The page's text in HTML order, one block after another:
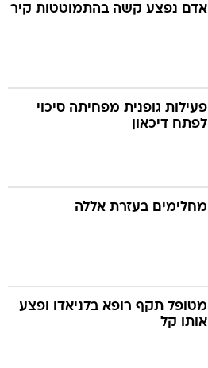
אדם נפצע קשה בהתמוטטות קיר
פעילות גופנית מפחיתה סיכוי
לפתח דיכאון
מחלימים בעזרת אללה
מטופל תקף רופא בלניאדו ופצע
אותו קל